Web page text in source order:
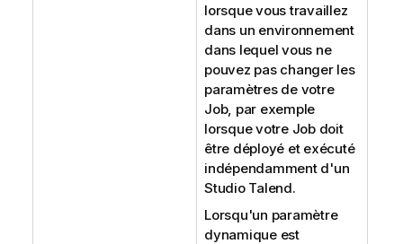
lorsque vous travaillez
dans un environnement
dans lequel vous ne
pouvez pas changer les
paramètres de votre
Job, par exemple
lorsque votre Job doit
être déployé et exécuté
indépendamment d'un
Studio Talend.
Lorsqu'un paramètre
dynamique est